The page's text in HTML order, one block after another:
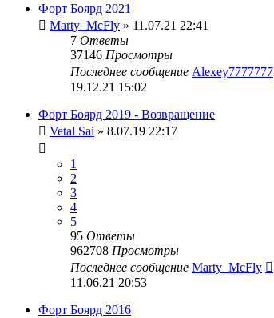
Форт Боярд 2021
Marty_McFly » 11.07.21 22:41
7 Ответы
37146 Просмотры
Последнее сообщение Alexey7777777
19.12.21 15:02
Форт Боярд 2019 - Возвращение
Vetal Sai » 8.07.19 22:17
1
2
3
4
5
95 Ответы
962708 Просмотры
Последнее сообщение Marty_McFly
11.06.21 20:53
Форт Боярд 2016